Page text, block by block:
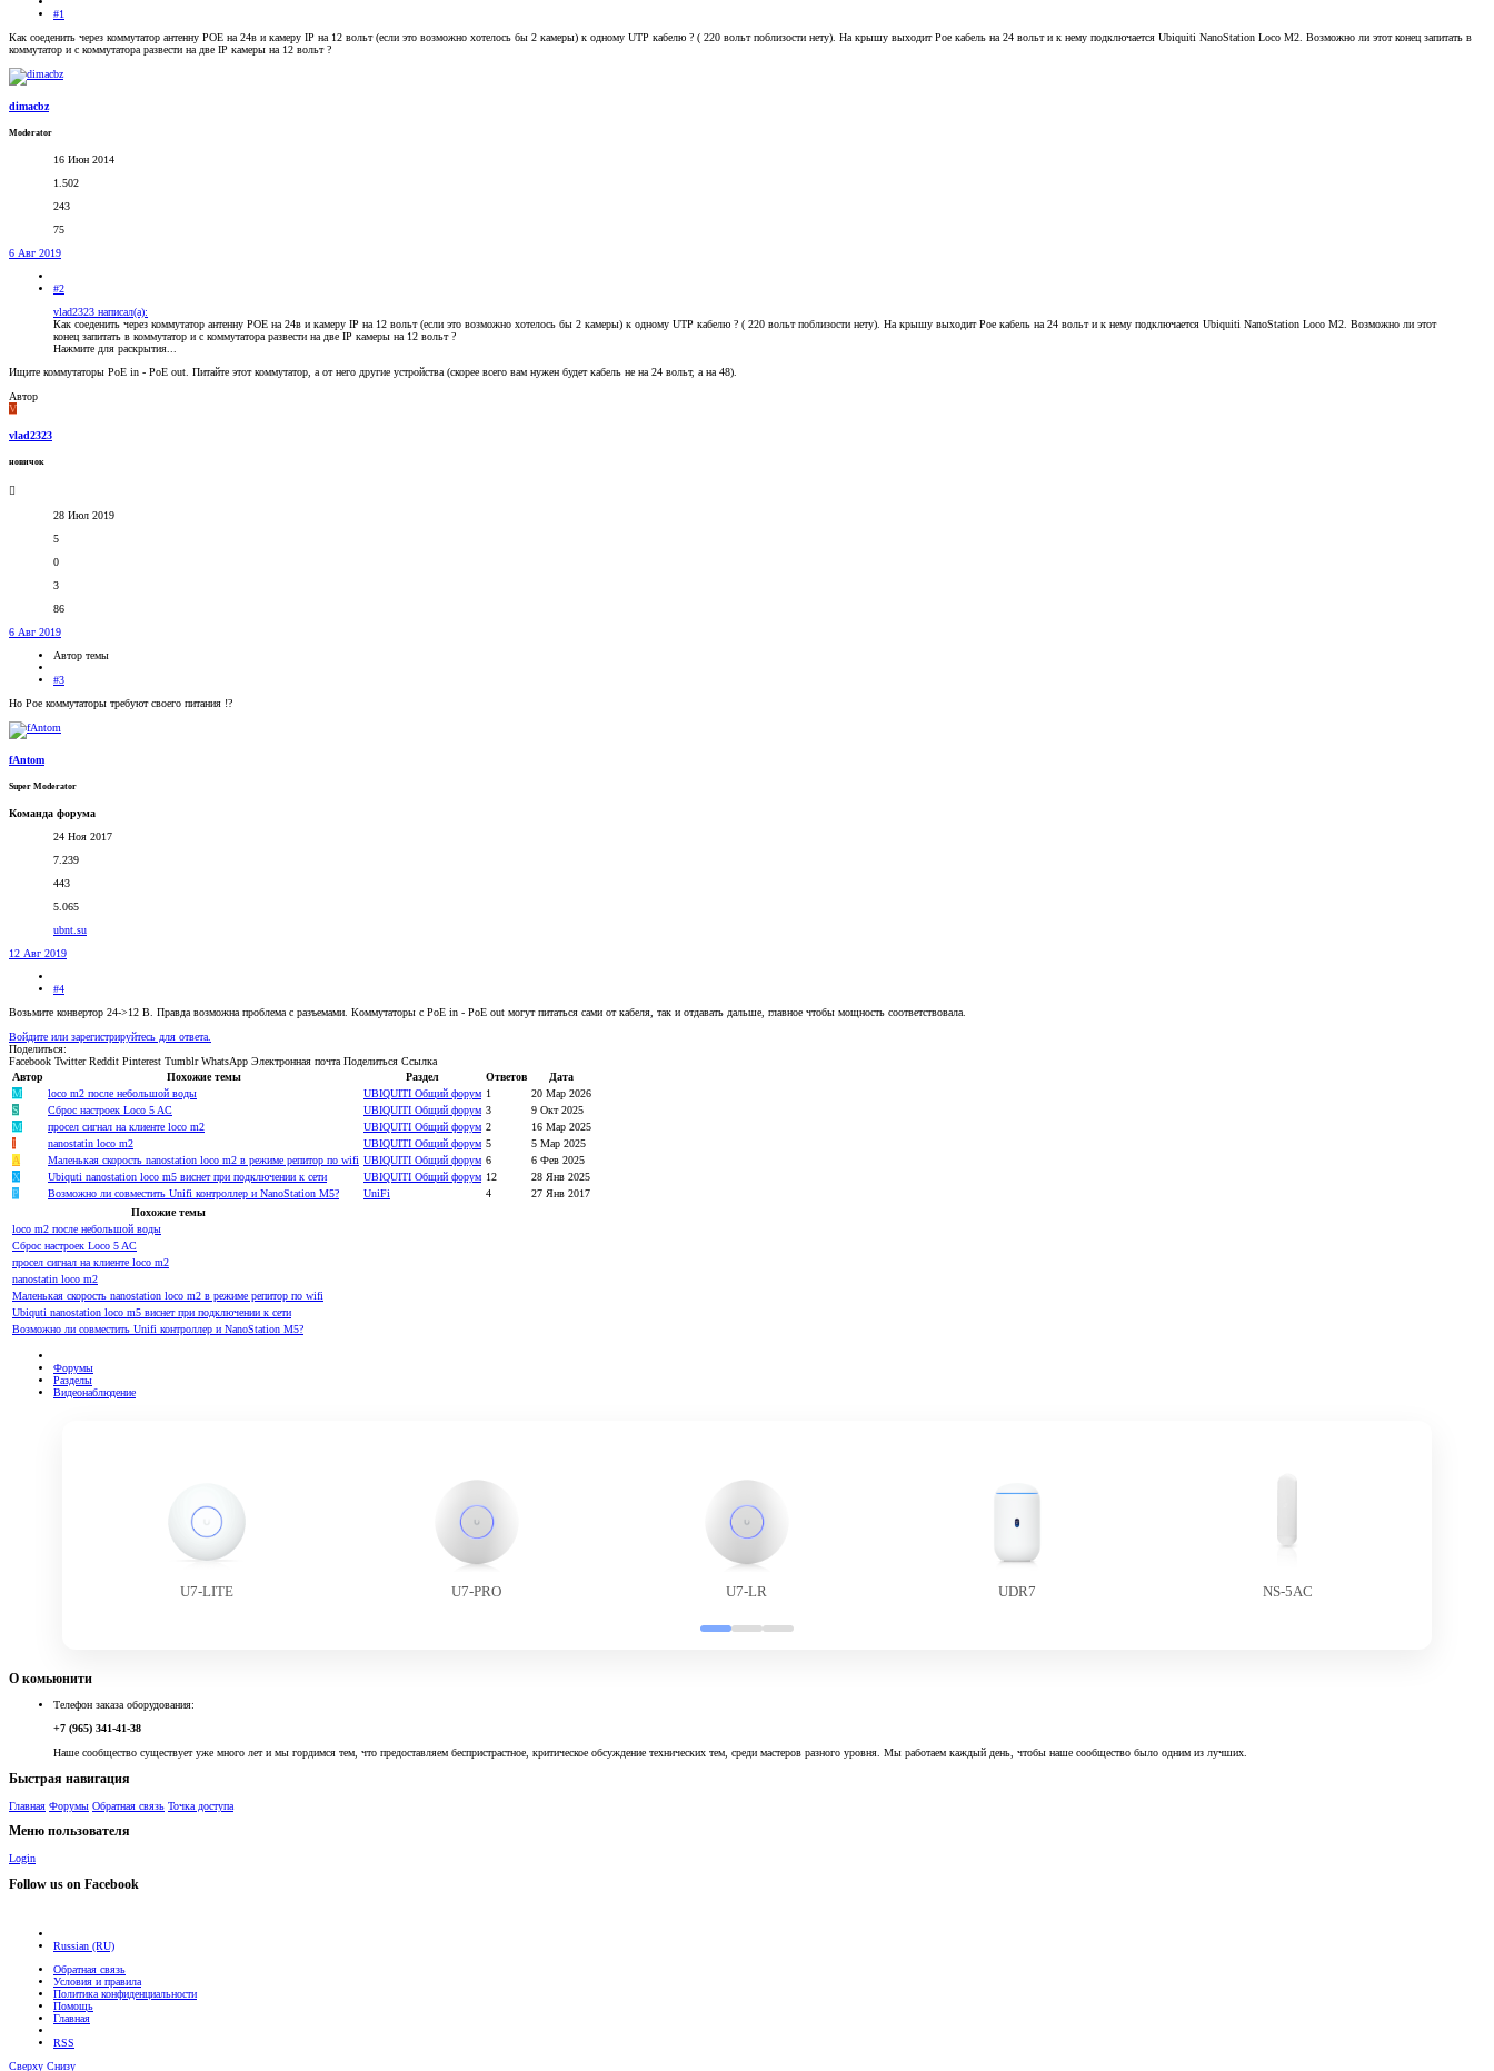
#1
Как соеденить через коммутатор антенну POE на 24в и камеру IP на 12 вольт (если это возможно хотелось бы 2 камеры) к одному UTP кабелю ? ( 220 вольт поблизости нету). На крышу выходит Poe кабель на 24 вольт и к нему подключается Ubiquiti NanoStation Loco M2. Возможно ли этот конец запитать в
коммутатор и с коммутатора развести на две IP камеры на 12 вольт ?
dimacbz
Moderator
16 Июн 2014
1.502
243
75
6 Авг 2019
#2
vlad2323 написал(а):
Как соеденить через коммутатор антенну POE на 24в и камеру IP на 12 вольт (если это возможно хотелось бы 2 камеры) к одному UTP кабелю ? ( 220 вольт поблизости нету). На крышу выходит Poe кабель на 24 вольт и к нему подключается Ubiquiti NanoStation Loco M2. Возможно ли этот
конец запитать в коммутатор и с коммутатора развести на две IP камеры на 12 вольт ?
Нажмите для раскрытия...
Ищите коммутаторы PoE in - PoE out. Питайте этот коммутатор, а от него другие устройства (скорее всего вам нужен будет кабель не на 24 вольт, а на 48).
Автор
V
vlad2323
новичок
28 Июл 2019
5
0
3
86
6 Авг 2019
Автор темы
#3
Но Poe коммутаторы требуют своего питания !?
fAntom
Super Moderator
Команда форума
24 Ноя 2017
7.239
443
5.065
ubnt.su
12 Авг 2019
#4
Возьмите конвертор 24->12 В. Правда возможна проблема с разъемами. Коммутаторы с PoE in - PoE out могут питаться сами от кабеля, так и отдавать дальше, главное чтобы мощность соответствовала.
Войдите или зарегистрируйтесь для ответа.
Поделиться:
Facebook Twitter Reddit Pinterest Tumblr WhatsApp Электронная почта Поделиться Ссылка
Автор
Похожие темы Раздел Ответов
Дата
M
loco m2 после небольшой воды UBIQUITI Общий форум 1
20 Мар 2026
S
Сброс настроек Loco 5 AC UBIQUITI Общий форум 3
9 Окт 2025
M
просел сигнал на клиенте loco m2 UBIQUITI Общий форум 2
16 Мар 2025
I
nanostatin loco m2 UBIQUITI Общий форум 5
5 Мар 2025
A
Маленькая скорость nanostation loco m2 в режиме репитор по wifi UBIQUITI Общий форум 6
6 Фев 2025
Х
Ubiquti nanostation loco m5 виснет при подключении к сети UBIQUITI Общий форум 12
28 Янв 2025
P
Возможно ли совместить Unifi контроллер и NanoStation M5? UniFi 4
27 Янв 2017
Похожие темы
loco m2 после небольшой воды
Сброс настроек Loco 5 AC
просел сигнал на клиенте loco m2
nanostatin loco m2
Маленькая скорость nanostation loco m2 в режиме репитор по wifi
Ubiquti nanostation loco m5 виснет при подключении к сети
Возможно ли совместить Unifi контроллер и NanoStation M5?
Форумы
Разделы
Видеонаблюдение
U7-LITE U7-PRO U7-LR UDR7 NS-5AC
О комьюнити
Телефон заказа оборудования:
+7 (965) 341-41-38
Наше сообщество существует уже много лет и мы гордимся тем, что предоставляем беспристрастное, критическое обсуждение технических тем, среди мастеров разного уровня. Мы работаем каждый день, чтобы наше сообщество было одним из лучших.
Быстрая навигация
Главная Форумы Обратная связь Точка доступа
Меню пользователя
Login
Follow us on Facebook
Russian (RU)
Обратная связь
Условия и правила
Политика конфиденциальности
Помощь
Главная
RSS
Сверху Снизу